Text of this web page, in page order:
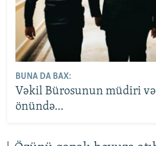
BUNA DA BAX:
Vəkil Bürosunun müdiri
önündə...